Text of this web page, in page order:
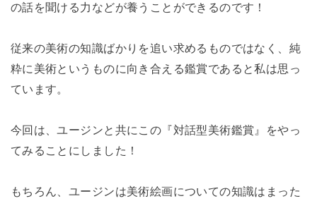
の話を聞ける力などが養うことができるのです！
従来の美術の知識ばかりを追い求めるものではなく、純
粋に美術というものに向き合える鑑賞であると私は思っ
ています。
今回は、ユージンと共にこの『対話型美術鑑賞』をやっ
てみることにしました！
もちろん、ユージンは美術絵画についての知識はまった